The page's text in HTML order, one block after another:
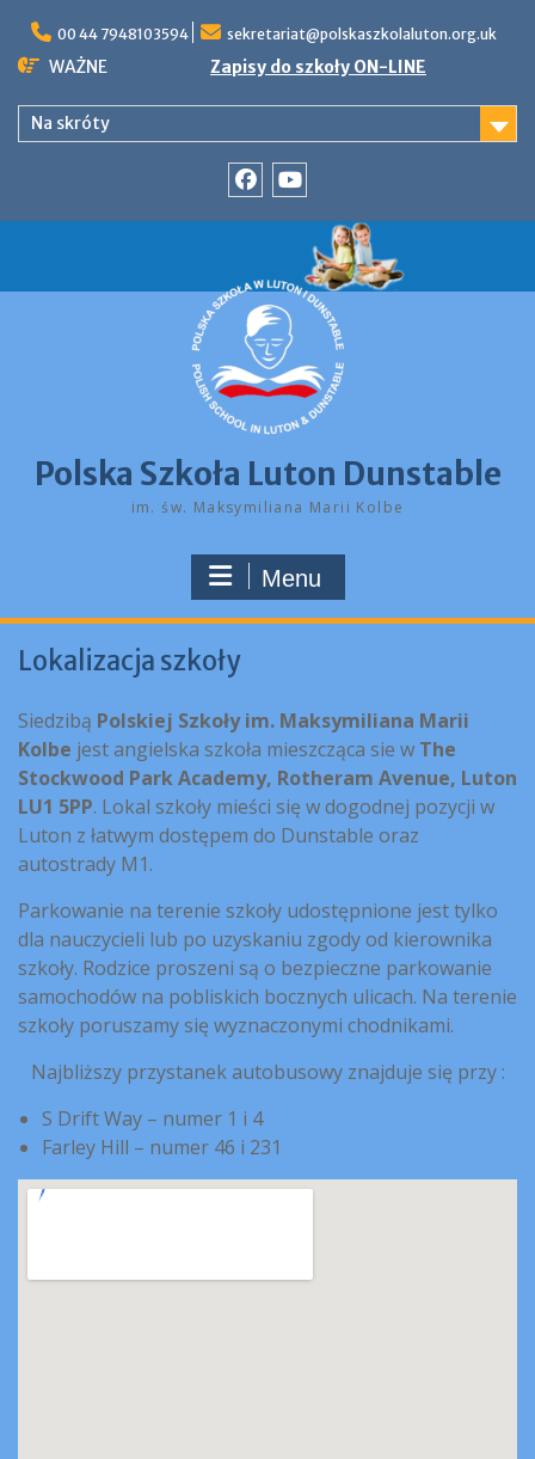
content
00 44 7948103594 sekretariat@polskaszkolaluton.org.uk
WAŻNE Zapisy do szkoły ON-LINE
Na skróty
Polska Szkoła Luton Dunstable
im. św. Maksymiliana Marii Kolbe
Menu
Lokalizacja szkoły
Siedzibą Polskiej Szkoły im. Maksymiliana Marii
Kolbe jest angielska szkoła mieszcząca sie w The
Stockwood Park Academy, Rotheram Avenue, Luton
LU1 5PP. Lokal szkoły mieści się w dogodnej pozycji w
Luton z łatwym dostępem do Dunstable oraz
autostrady M1.
Parkowanie na terenie szkoły udostępnione jest tylko
dla nauczycieli lub po uzyskaniu zgody od kierownika
szkoły. Rodzice proszeni są o bezpieczne parkowanie
samochodów na pobliskich bocznych ulicach. Na terenie
szkoły poruszamy się wyznaczonymi chodnikami.
Najbliższy przystanek autobusowy znajduje się przy :
S Drift Way – numer 1 i 4
Farley Hill – numer 46 i 231